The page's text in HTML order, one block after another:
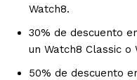
Watch8.
30% de descuento
un Watch8 Classic
50% de descuento